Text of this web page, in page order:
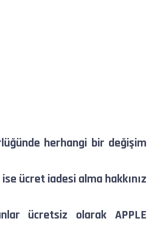
herhangi bir değişim
ücret iadesi alma hakkınız
ücretsiz olarak APPLE